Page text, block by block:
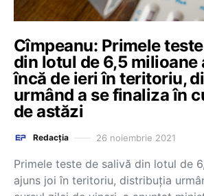
Cîmpeanu: Primele
din lotul de 6,5 milioane
încă de ieri în teritoriu,
urmând a se finaliza în
de astăzi
Redacția 26 noiembrie 2021
Primele teste de salivă din lotul de
ajuns joi în teritoriu, distribuția